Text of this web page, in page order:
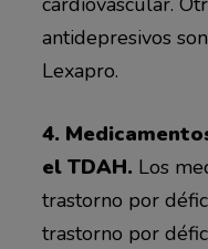
antidepresivos
Lexapro.
4.
el TDAH. Los
trastorno por
trastorno por